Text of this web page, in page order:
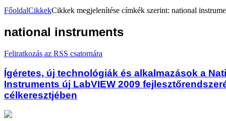
FőoldalCikkekCikkek megjelenítése címkék szerint: national
national instruments
Feliratkozás az RSS csatornára
Ígéretes, új technológiák és alkalmazások a
Instruments új LabVIEW 2009
célkeresztjében